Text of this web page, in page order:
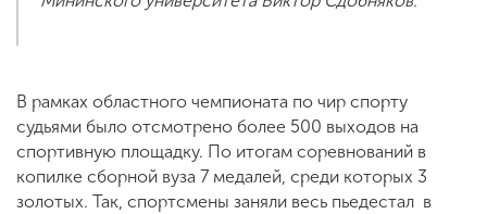
В рамках областного чемпионата по чир спорту
судьями было отсмотрено более 500 выходов на
спортивную площадку. По итогам соревнований в
копилке сборной вуза 7 медалей, среди которых 3
золотых. Так, спортсмены заняли весь пьедестал в